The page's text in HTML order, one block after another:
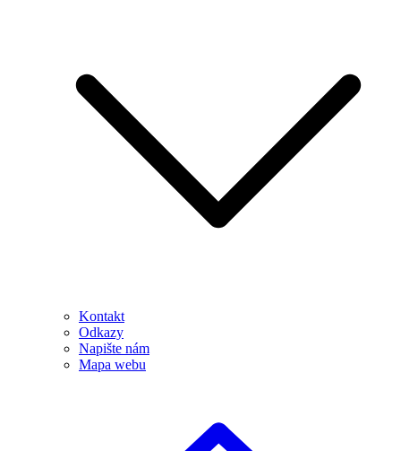
Kontakt
Odkazy
Napište nám
Mapa webu